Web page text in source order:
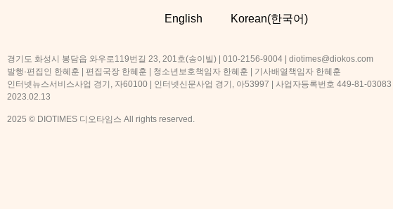
English Korean(한국어)
경기도 화성시 봉담읍 와우로119번길 23, 201호(송이빌) | 010-2156-9004 | diotimes@diokos.com
발행·편집인 한혜훈 | 편집국장 한혜훈 | 청소년보호책임자 한혜훈 | 기사배열책임자 한혜훈
인터넷뉴스서비스사업 경기, 자60100 | 인터넷신문사업 경기, 아53997 | 사업자등록번호 449-81-
2023.02.13
2025 © DIOTIMES 디오타임스 All rights reserved.